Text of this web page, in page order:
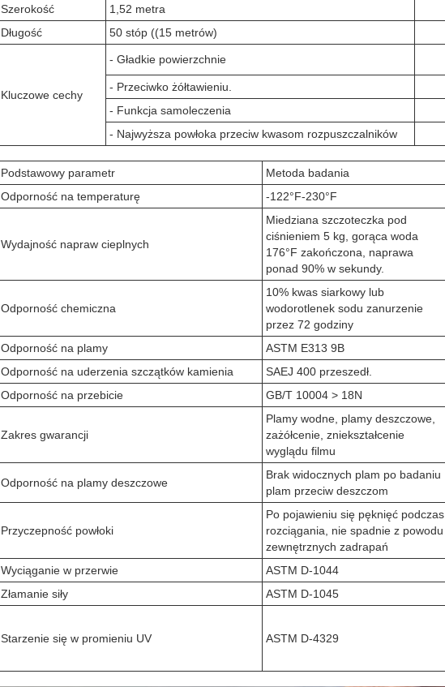
Szerokość
1,52 metra
Długość
50 stóp ((15 metrów)
Kluczowe cechy
- Gładkie powierzchnie
- Przeciwko żółtawieniu.
- Funkcja samoleczenia
- Najwyższa powłoka przeciw kwasom rozpuszczalników
Podstawowy parametr Metoda badania
Odporność na temperaturę
-122°F-230°F
Wydajność napraw cieplnych
Miedziana szczoteczka pod
ciśnieniem 5 kg, gorąca woda
176°F zakończona, naprawa
ponad 90% w sekundy.
Odporność chemiczna
10% kwas siarkowy lub
wodorotlenek sodu zanurzenie
przez 72 godziny
Odporność na plamy ASTM E313 9B
Odporność na uderzenia szczątków kamienia
SAEJ 400 przeszedł.
Odporność na przebicie
GB/T 10004 > 18N
Zakres gwarancji
Plamy wodne, plamy deszczowe,
zażółcenie, zniekształcenie
wyglądu filmu
Odporność na plamy deszczowe
Brak widocznych plam po badaniu
plam przeciw deszczom
Przyczepność powłoki
Po pojawieniu się pęknięć podczas
rozciągania, nie spadnie z powodu
zewnętrznych zadrapań
Wyciąganie w przerwie ASTM D-1044
Złamanie siły
ASTM D-1045
Starzenie się w promieniu UV ASTM D-4329